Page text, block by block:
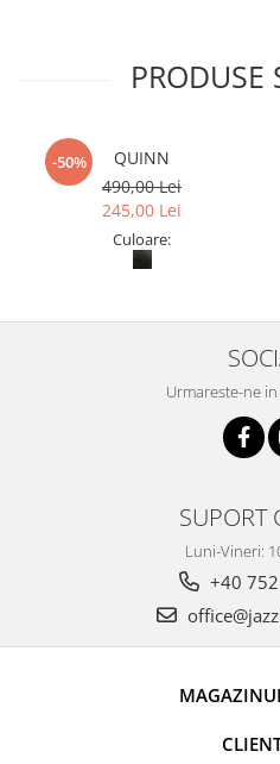
PRODUSE
-50%
QUINN
490,00 Lei
245,00 Lei
Culoare:
Urmareste-ne
SUPORT
Luni-Vineri:
+40